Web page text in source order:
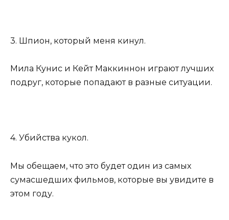
3. Шпион, который меня кинул.
Мила Кунис и Кейт Маккиннон играют лучших
подруг, которые попадают в разные ситуации.
4. Убийства кукол.
Мы обещаем, что это будет один из самых
сумасшедших фильмов, которые вы увидите в
этом году.